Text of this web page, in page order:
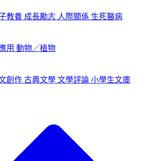
教養 成長勵志 人際關係 生死醫病
用 動物／植物
創作 古典文學 文學評論 小學生文庫